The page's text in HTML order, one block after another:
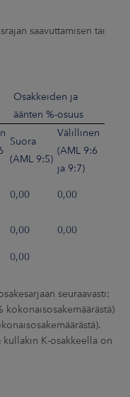
saavuttamisen tai
Osakkeiden ja
äänten %-osuus
Suora
(AML 9:5)
Välillinen
(AML 9:6
ja 9:7)
0,00 0,00
0,00 0,00
0,00
seuraavasti:
K-osakkeella on